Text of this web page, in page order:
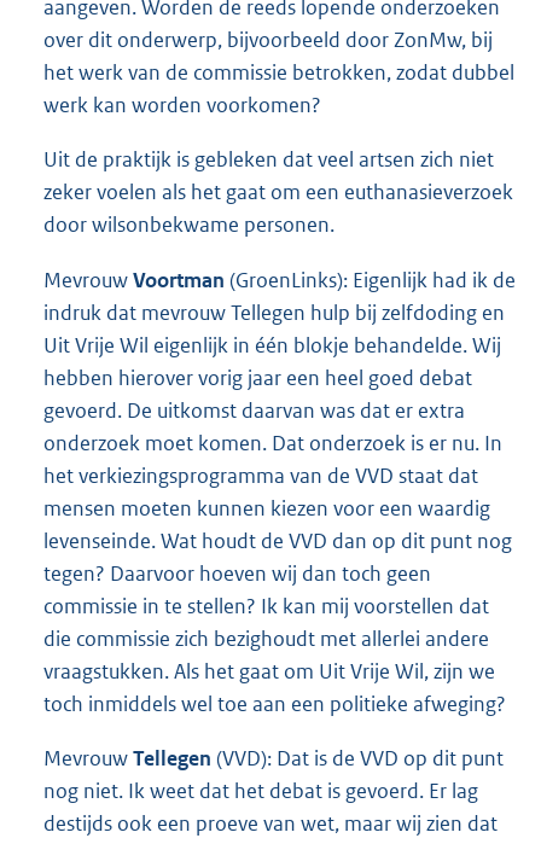
aangeven. Worden de reeds lopende onderzoeken
over dit onderwerp, bijvoorbeeld door ZonMw, bij
het werk van de commissie betrokken, zodat dubbel
werk kan worden voorkomen?
Uit de praktijk is gebleken dat veel artsen zich niet
zeker voelen als het gaat om een euthanasieverzoek
door wilsonbekwame personen.
MevrouwVoortman (GroenLinks): Eigenlijk had ik de
indruk dat mevrouw Tellegen hulp bij zelfdoding en
Uit Vrije Wil eigenlijk in één blokje behandelde. Wij
hebben hierover vorig jaar een heel goed debat
gevoerd. De uitkomst daarvan was dat er extra
onderzoek moet komen. Dat onderzoek is er nu. In
het verkiezingsprogramma van de VVD staat dat
mensen moeten kunnen kiezen voor een waardig
levenseinde. Wat houdt de VVD dan op dit punt nog
tegen? Daarvoor hoeven wij dan toch geen
commissie in te stellen? Ik kan mij voorstellen dat
die commissie zich bezighoudt met allerlei andere
vraagstukken. Als het gaat om Uit Vrije Wil, zijn we
toch inmiddels wel toe aan een politieke afweging?
MevrouwTellegen (VVD): Dat is de VVD op dit punt
nog niet. Ik weet dat het debat is gevoerd. Er lag
destijds ook een proeve van wet, maar wij zien dat